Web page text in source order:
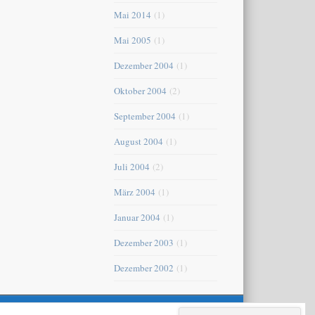
Mai 2014 (1)
Mai 2005 (1)
Dezember 2004 (1)
Oktober 2004 (2)
September 2004 (1)
August 2004 (1)
Juli 2004 (2)
März 2004 (1)
Januar 2004 (1)
Dezember 2003 (1)
Dezember 2002 (1)